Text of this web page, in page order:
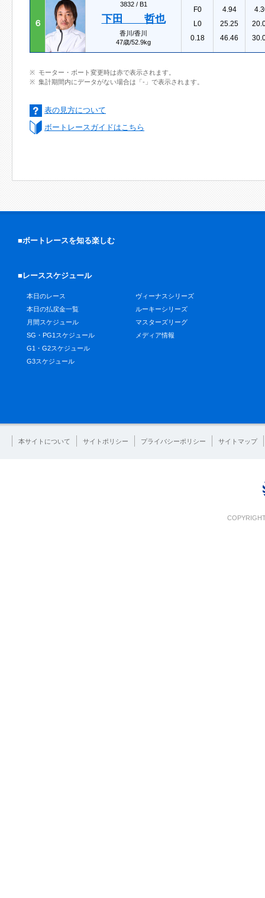
６
3832 / B1
下田 哲也
香川/香川
47歳/52.9kg
F0
L0
0.18
4.94
25.25
46.46
モーター・ボート変更時は赤で表示されます。
集計期間内にデータがない場合は「-」で表示されます。
表の見方について
ボートレースガイドはこちら
■ボートレースを知る楽しむ
■レーススケジュール
本日のレース
本日の払戻金一覧
月間スケジュール
SG・PG1スケジュール
G1・G2スケジュール
G3スケジュール
ヴィーナスシリーズ
ルーキーシリーズ
マスターズリーグ
メディア情報
本サイトについて サイトポリシー プライバシーポリシー サイトマップ